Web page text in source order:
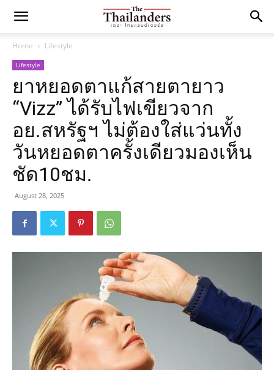
Home Lifestyle
Lifestyle
ยาหยอดตาแก้สายตายาว
“Vizz” ได้รับไฟเขียวจาก
อย.สหรัฐฯ ไม่ต้องใส่แว่นทั้ง
วันหยอดตาครั้งเดียวมองเห็น
ชัด10ชม.
August 28, 2025